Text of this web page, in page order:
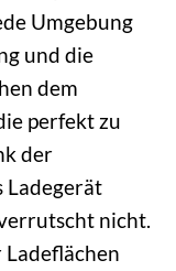
Umgebung
und die
dem
perfekt zu
der
Ladegerät
nicht.